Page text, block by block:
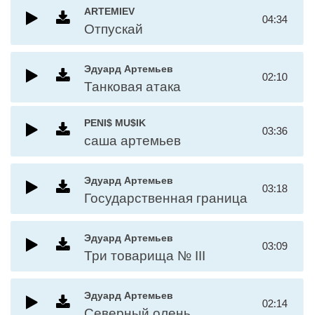
ARTEMIEV
Отпускай
04:34
Эдуард Артемьев
Танковая атака
02:10
PENI$ MU$IK
саша артемьев
03:36
Эдуард Артемьев
Государственная граница
03:18
Эдуард Артемьев
Три товарища № III
03:09
Эдуард Артемьев
02:14